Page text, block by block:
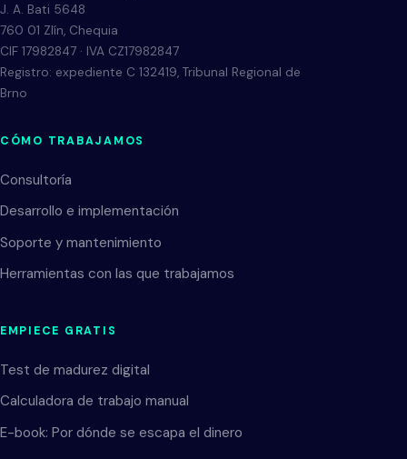
J. A. Bati 5648
760 01 Zlín, Chequia
CIF 17982847 · IVA CZ17982847
Registro: expediente C 132419, Tribunal Regional de
Brno
CÓMO TRABAJAMOS
Consultoría
Desarrollo e implementación
Soporte y mantenimiento
Herramientas con las que trabajamos
EMPIECE GRATIS
Test de madurez digital
Calculadora de trabajo manual
E-book: Por dónde se escapa el dinero